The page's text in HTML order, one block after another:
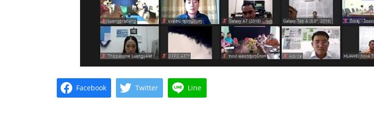
Facebook Twitter Line